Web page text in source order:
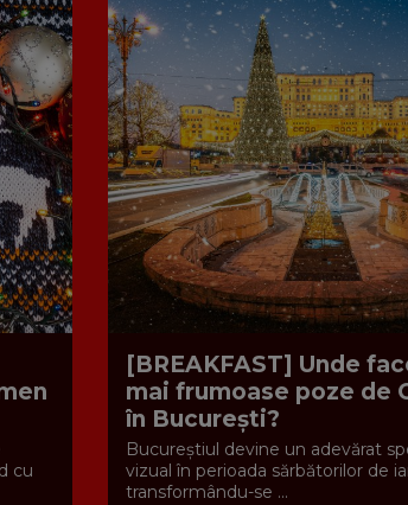
cu
[BREAKFAST] Unde
mai frumoase poze de
în București?
Bucureștiul devine un adevărat
vizual în perioada sărbătorilor de
transformându-se ...